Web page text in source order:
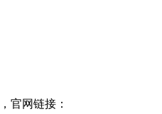
官网链接：